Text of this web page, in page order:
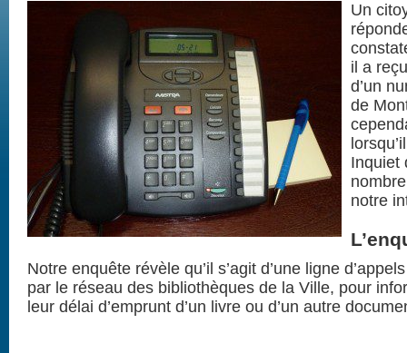
Un
il a
d’un
de
Inquiet
notre
Notre enquête révèle qu’il s’agit d’une ligne
par le réseau des bibliothèques de la Ville, pour
leur délai d’emprunt d’un livre ou d’un autre